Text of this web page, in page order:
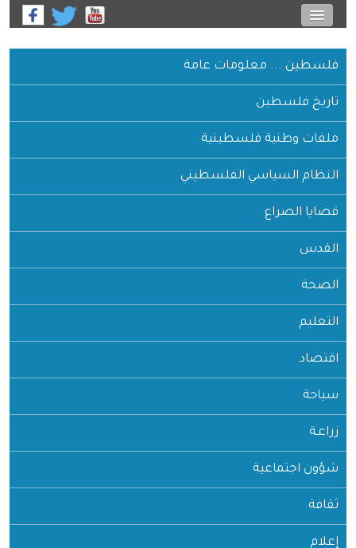
فلسطين ... معلومات عامة
تاريخ فلسطين
ملفات وطنية فلسطينية
النظام السياسي الفلسطيني
قضايا الصراع
القدس
الصحة
التعليم
اقتصاد
سياحة
زراعـة
شؤون اجتماعية
ثقافة
إعلام